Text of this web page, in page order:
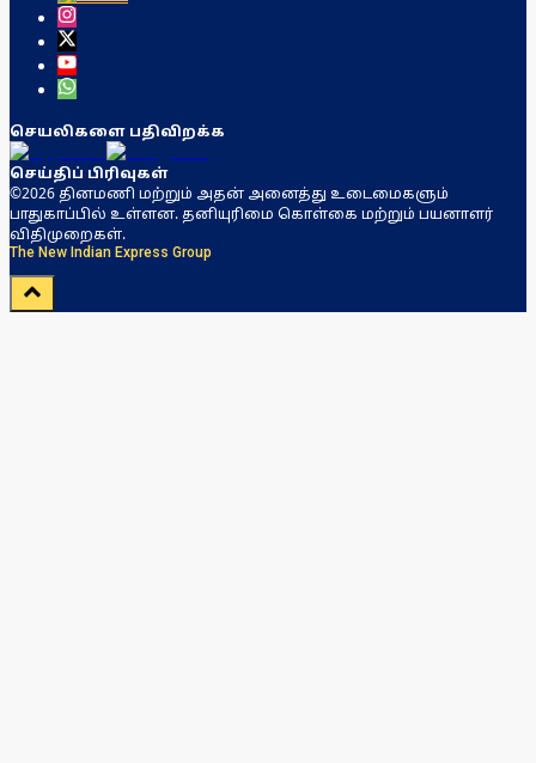
செயலிகளை பதிவிறக்க
செய்திப் பிரிவுகள்
©2026 தினமணி மற்றும் அதன் அனைத்து உடைமைகளும்
பாதுகாப்பில் உள்ளன. தனியுரிமை கொள்கை மற்றும் பயனாளர்
விதிமுறைகள்.
The New Indian Express Group